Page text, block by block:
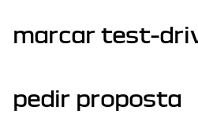
marcar test-
pedir proposta